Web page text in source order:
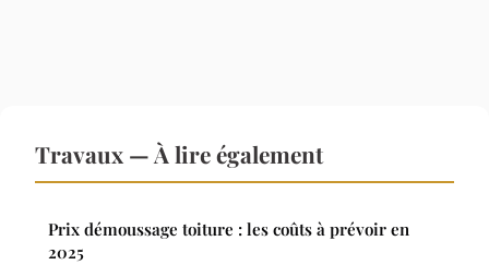
Travaux — À lire également
Prix démoussage toiture : les coûts à prévoir en
2025